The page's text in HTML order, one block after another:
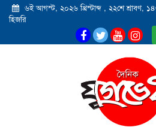
৬ই আগস্ট, ২০২৬ খ্রিস্টাব্দ , ২২শে শ্রাবণ,
হিজরি